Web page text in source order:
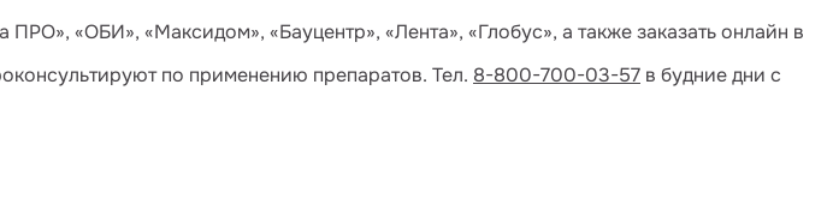
«ОБИ», «Максидом», «Бауцентр», «Лента», «Глобус», а также заказать онлайн в
по применению препаратов. Тел. 8-800-700-03-57 в будние дни с